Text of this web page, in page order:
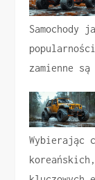
Samochody
zamienne są
Wybierając